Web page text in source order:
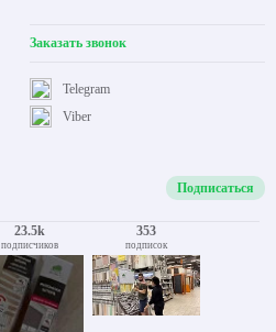
Заказать звонок
Viber
Telegram
Подписаться
23.5k
подписчиков
353
подписок